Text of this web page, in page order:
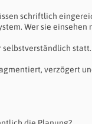
schriftlich
Wer sie einsehen
statt.
verzögert